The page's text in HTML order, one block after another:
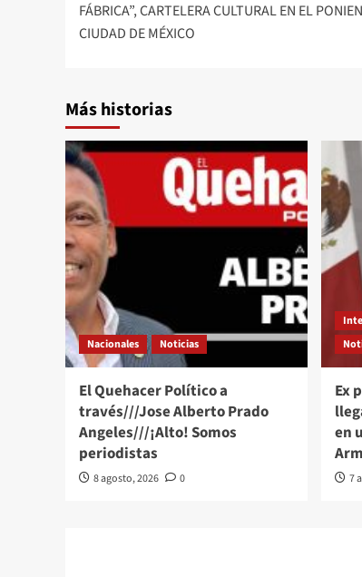
FÁBRICA”, CARTELERA CULTURAL EN EL
CIUDAD DE MÉXICO
Más historias
Nacionales Noticias
El Quehacer Político a
través///Jose Alberto Prado
Angeles///¡Alto! Somos
periodistas
8 agosto, 2026 0
Ex
en
7